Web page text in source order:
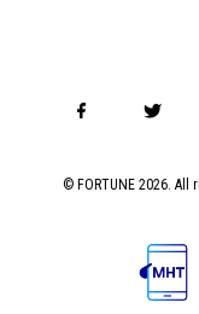
© FORTUNE 2026. All